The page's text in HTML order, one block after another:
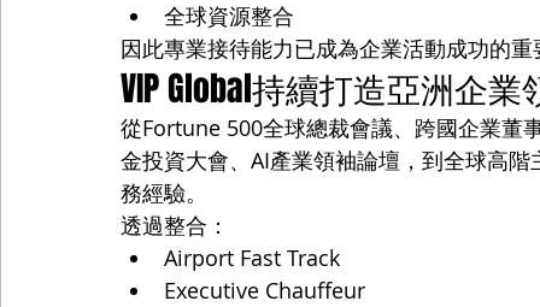
全球資源整合
因此專業接待能力已成為企業活動成功的重
VIP Global持續打造亞洲企
從Fortune 500全球總裁會議、跨國企業董
金投資大會、AI產業領袖論壇，到全球高
務經驗。
透過整合：
Airport Fast Track
Executive Chauffeur